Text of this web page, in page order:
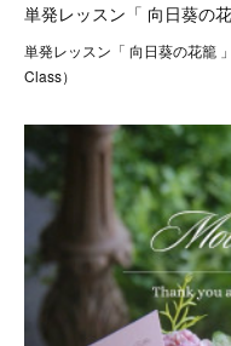
単発レッスン「 向日葵の
単発レッスン「 向日葵の花籠
Class）